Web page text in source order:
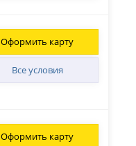
Все условия
Оформить карту
Оформить карту